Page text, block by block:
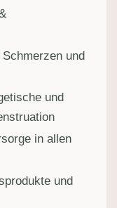
und
und
in allen
und